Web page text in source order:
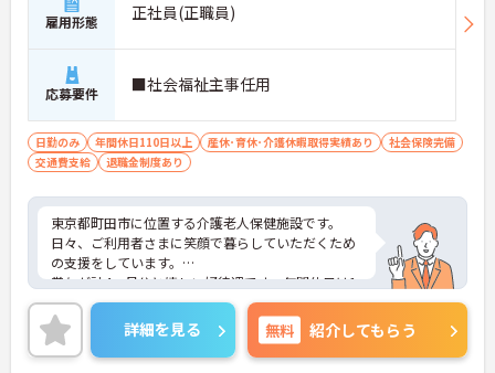
雇用形態 正社員(正職員)
応募要件 ■社会福祉主事任用
日勤のみ 年間休日110日以上 産休･育休･介護休暇取得実績あり
社会保険完備
交通費支給
退職金制度あり
東京都町田市に位置する介護老人保健施設です。
日々、ご利用者さまに笑顔で暮らしていただくため
の支援をしています。
賞与が計4ヵ月分と嬉しい好待遇です。年間休日は1
10日あり、しっかり働きしっかり休める環境です。
ご興味のある方には、面接対策ポイントなど、さら
に詳細をお話しいたしますのでお気軽にご相談くだ
さい！
詳細を見る 無料 紹介してもらう